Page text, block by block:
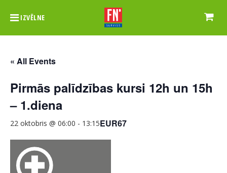
IZVĒLNE
« All Events
Pirmās palīdzības kursi 12h un 15h
– 1.diena
22 oktobris @ 06:00 - 13:15EUR67